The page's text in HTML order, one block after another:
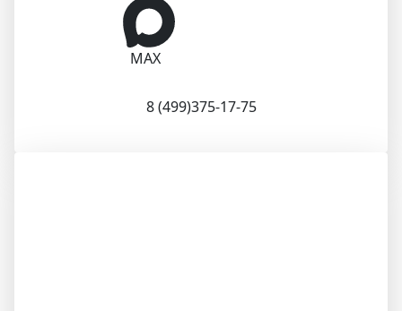
MAX
8 (499)375-17-75